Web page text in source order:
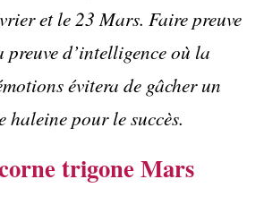
et le 23 Mars. Faire preuve
preuve d’intelligence où la
évitera de gâcher un
haleine pour le succès.
trigone Mars